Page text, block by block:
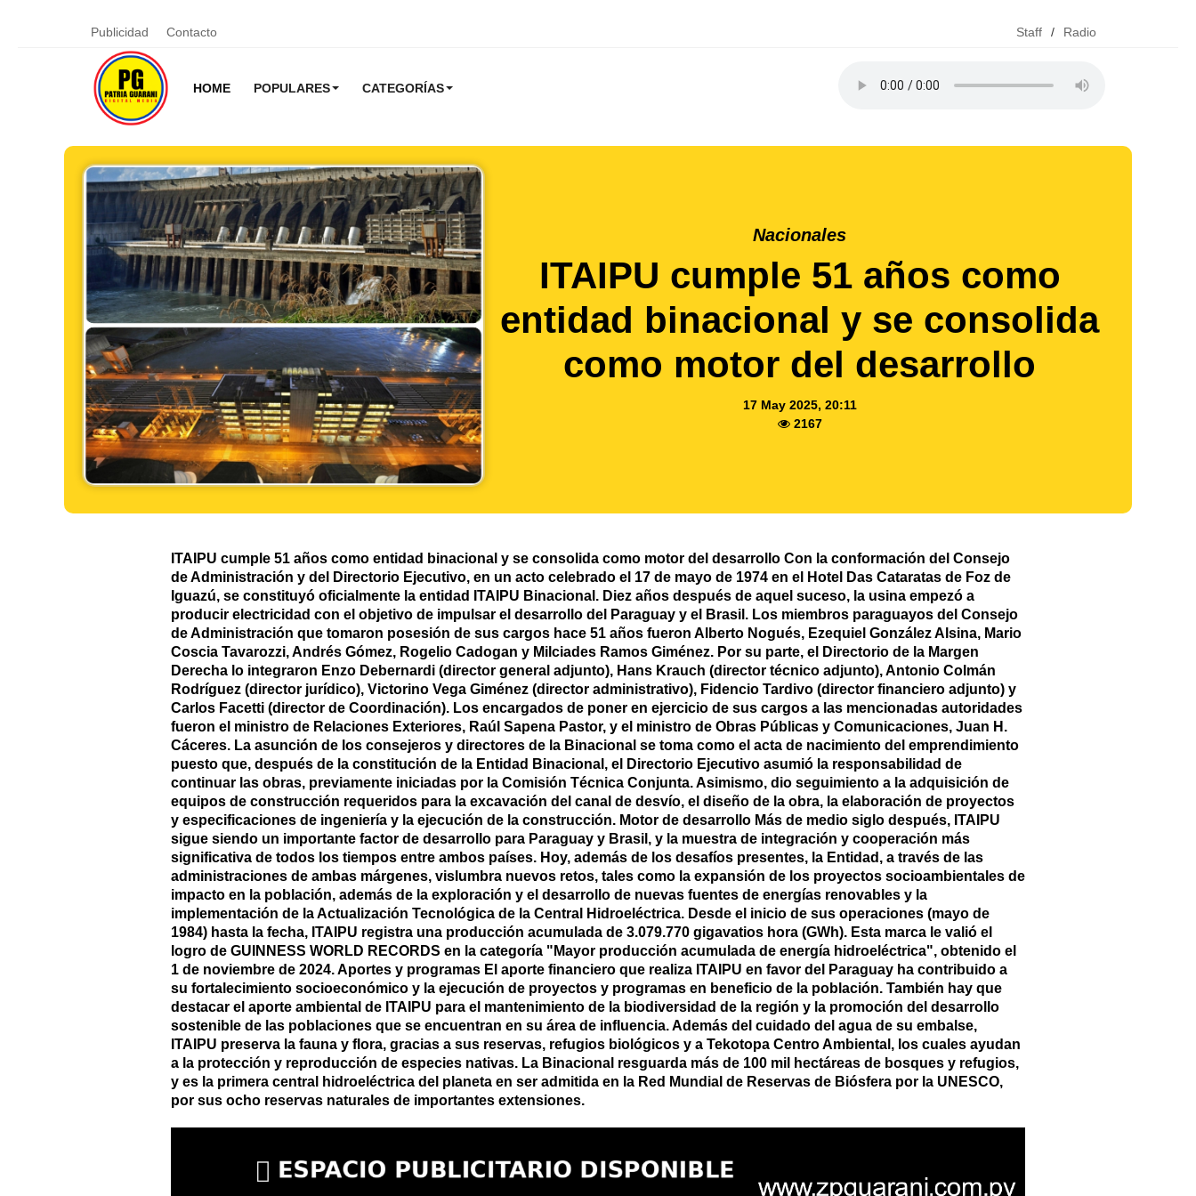
Publicidad Contacto Staff / Radio
HOME POPULARES CATEGORÍAS
Nacionales
ITAIPU cumple 51 años como
entidad binacional y se consolida
como motor del desarrollo
17 May 2025, 20:11
2167
ITAIPU cumple 51 años como entidad binacional y se consolida como motor del desarrollo Con la conformación del Consejo
de Administración y del Directorio Ejecutivo, en un acto celebrado el 17 de mayo de 1974 en el Hotel Das Cataratas de Foz de
Iguazú, se constituyó oficialmente la entidad ITAIPU Binacional. Diez años después de aquel suceso, la usina empezó a
producir electricidad con el objetivo de impulsar el desarrollo del Paraguay y el Brasil. Los miembros paraguayos del Consejo
de Administración que tomaron posesión de sus cargos hace 51 años fueron Alberto Nogués, Ezequiel González Alsina, Mario
Coscia Tavarozzi, Andrés Gómez, Rogelio Cadogan y Milciades Ramos Giménez. Por su parte, el Directorio de la Margen
Derecha lo integraron Enzo Debernardi (director general adjunto), Hans Krauch (director técnico adjunto), Antonio Colmán
Rodríguez (director jurídico), Victorino Vega Giménez (director administrativo), Fidencio Tardivo (director financiero adjunto) y
Carlos Facetti (director de Coordinación). Los encargados de poner en ejercicio de sus cargos a las mencionadas autoridades
fueron el ministro de Relaciones Exteriores, Raúl Sapena Pastor, y el ministro de Obras Públicas y Comunicaciones, Juan H.
Cáceres. La asunción de los consejeros y directores de la Binacional se toma como el acta de nacimiento del emprendimiento
puesto que, después de la constitución de la Entidad Binacional, el Directorio Ejecutivo asumió la responsabilidad de
continuar las obras, previamente iniciadas por la Comisión Técnica Conjunta. Asimismo, dio seguimiento a la adquisición de
equipos de construcción requeridos para la excavación del canal de desvío, el diseño de la obra, la elaboración de proyectos
y especificaciones de ingeniería y la ejecución de la construcción. Motor de desarrollo Más de medio siglo después, ITAIPU
sigue siendo un importante factor de desarrollo para Paraguay y Brasil, y la muestra de integración y cooperación más
significativa de todos los tiempos entre ambos países. Hoy, además de los desafíos presentes, la Entidad, a través de las
administraciones de ambas márgenes, vislumbra nuevos retos, tales como la expansión de los proyectos socioambientales de
impacto en la población, además de la exploración y el desarrollo de nuevas fuentes de energías renovables y la
implementación de la Actualización Tecnológica de la Central Hidroeléctrica. Desde el inicio de sus operaciones (mayo de
1984) hasta la fecha, ITAIPU registra una producción acumulada de 3.079.770 gigavatios hora (GWh). Esta marca le valió el
logro de GUINNESS WORLD RECORDS en la categoría "Mayor producción acumulada de energía hidroeléctrica", obtenido el
1 de noviembre de 2024. Aportes y programas El aporte financiero que realiza ITAIPU en favor del Paraguay ha contribuido a
su fortalecimiento socioeconómico y la ejecución de proyectos y programas en beneficio de la población. También hay que
destacar el aporte ambiental de ITAIPU para el mantenimiento de la biodiversidad de la región y la promoción del desarrollo
sostenible de las poblaciones que se encuentran en su área de influencia. Además del cuidado del agua de su embalse,
ITAIPU preserva la fauna y flora, gracias a sus reservas, refugios biológicos y a Tekotopa Centro Ambiental, los cuales ayudan
a la protección y reproducción de especies nativas. La Binacional resguarda más de 100 mil hectáreas de bosques y refugios,
y es la primera central hidroeléctrica del planeta en ser admitida en la Red Mundial de Reservas de Biósfera por la UNESCO,
por sus ocho reservas naturales de importantes extensiones.